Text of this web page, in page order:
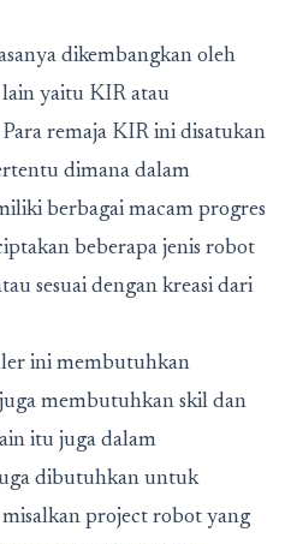
dikembangkan oleh
yaitu KIR atau
remaja KIR ini disatukan
dimana dalam
berbagai macam progres
beberapa jenis robot
sesuai dengan kreasi dari
ini membutuhkan
membutuhkan skil dan
itu juga dalam
dibutuhkan untuk
project robot yang